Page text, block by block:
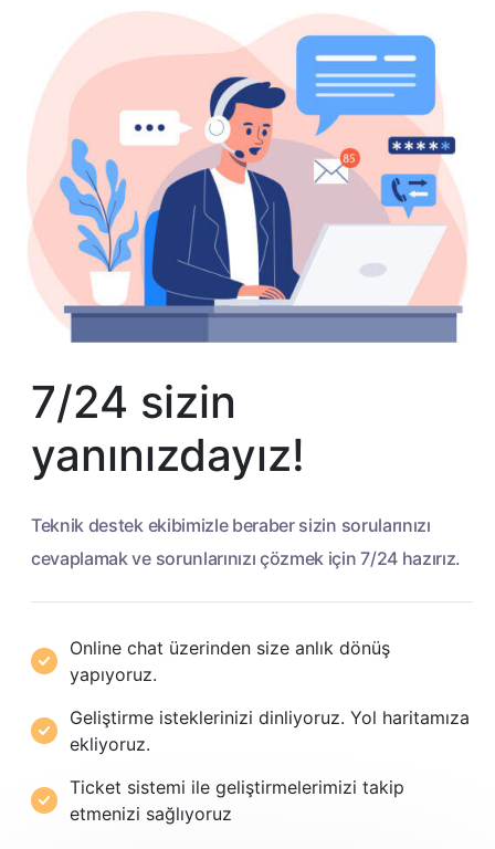
7/24 sizin
yanınızdayız!
Teknik destek ekibimizle beraber sizin sorularınızı
cevaplamak ve sorunlarınızı çözmek için 7/24 hazırız.
Online chat üzerinden size anlık dönüş
yapıyoruz.
Geliştirme isteklerinizi dinliyoruz. Yol haritamıza
ekliyoruz.
Ticket sistemi ile geliştirmelerimizi takip
etmenizi sağlıyoruz